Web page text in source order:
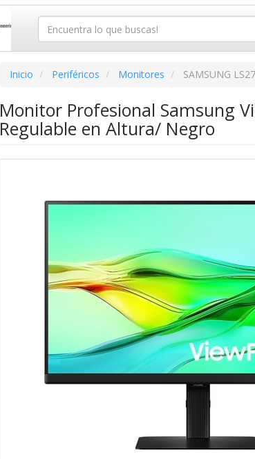
Inicio Periféricos Monitores SAMSUNG
Monitor Profesional Samsung
Regulable en Altura/ Negro